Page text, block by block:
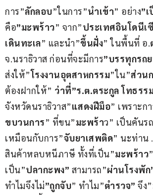
การ”ลักลอบ”ในการ”นำเข้า” อย่าง”
คือ”มะพร้าว” จาก”ประเทศอินโดนีเ
เดินทะเล” และนำ”ขึ้นฝั่ง” ในพื้นที่ อ.
จ.นราธิวาส ก่อนที่จะมีการ”บรรทุกรถ
ส่งให้”โรงงานอุตสาหกรรม”ใน”ส่วน
ต้องฝากให้” ว่าที่”ร.ต.ตระกูล โทธรร
จังหวัดนราธิวาส”แสดงฝีมือ” เพราะก
ขบวนการ” ที่ขน”มะพร้าว” เป็นคันร
เหมือนกับการ”จับยาเสพติด” นะท่าน
สินค้าหลบหนีภาษี ทั้งที่เป็น”มะพร้าว
เป็น”ปลากะพง” สามารถ”ผ่านโรงพัก
ทำไมจึงไม่”ถูกจับ” ทำไม”ตำรวจ” จึง”